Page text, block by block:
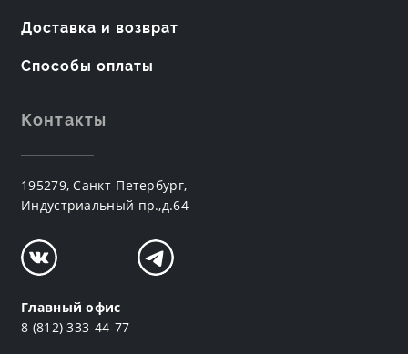
Доставка и возврат
Способы оплаты
Контакты
195279, Санкт-Петербург,
Индустриальный пр.,д.64
Главный офис
8 (812) 333-44-77